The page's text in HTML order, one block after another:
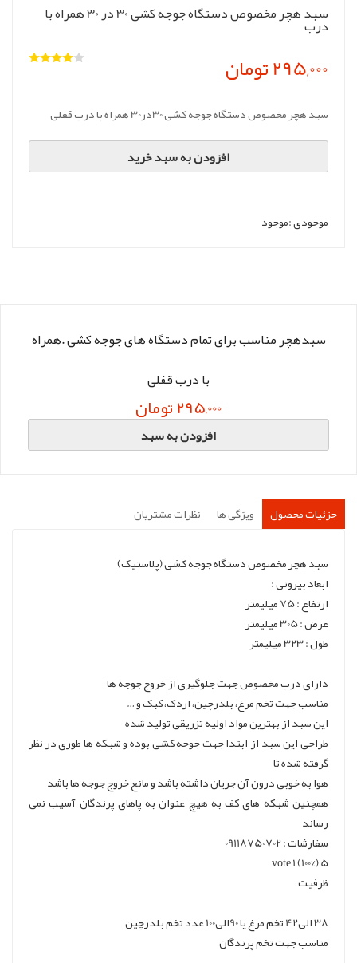
سبد هچر مخصوص دستگاه جوجه کشی 30 در 30 همراه با درب
295,000 تومان
سبد هچر مخصوص دستگاه جوجه کشی 30در30 همراه با درب قفلی
افزودن به سبد خرید
موجودی :موجود
سبدهچر مناسب برای تمام دستگاه های جوجه کشی .همراه
با درب قفلی
295,000 تومان
افزودن به سبد
جزئیات محصول ویژگی ها نظرات مشتریان
سبد هچر مخصوص دستگاه جوجه کشی (پلاستیک)
ابعاد بیرونی :
ارتفاع : 75 میلیمتر
عرض : 305 میلیمتر
طول : 323 میلیمتر
دارای درب مخصوص جهت جلوگیری از خروج جوجه ها
مناسب جهت تخم مرغ، بلدرچین، اردک، کبک و …
این سبد از بهترین مواد اولیه تزریقی تولید شده
طراحی این سبد از ابتدا جهت جوجه کشی بوده و شبکه ها طوری در نظر
گرفته شده تا
هوا به خوبی درون آن جریان داشته باشد و مانع خروج جوجه ها باشد
همچنین شبکه های کف به هیچ عنوان به پاهای پرندگان آسیب نمی
رساند
سفارشات : 09118750702
5 (100%) 1 vote
ظرفیت
38 الی42 تخم مرغ یا 90الی100 عدد تخم بلدرچین
مناسب جهت تخم پرندگان